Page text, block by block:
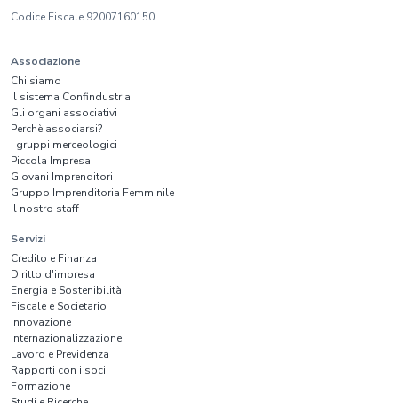
Codice Fiscale 92007160150
Associazione
Chi siamo
Il sistema Confindustria
Gli organi associativi
Perchè associarsi?
I gruppi merceologici
Piccola Impresa
Giovani Imprenditori
Gruppo Imprenditoria Femminile
Il nostro staff
Servizi
Credito e Finanza
Diritto d'impresa
Energia e Sostenibilità
Fiscale e Societario
Innovazione
Internazionalizzazione
Lavoro e Previdenza
Rapporti con i soci
Formazione